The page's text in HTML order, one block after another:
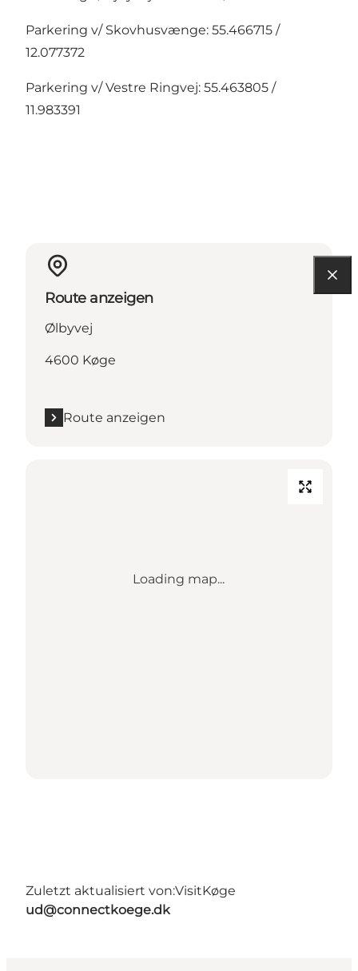
Parkering v/ Skovhusvænge: 55.466715 /
12.077372
Parkering v/ Vestre Ringvej: 55.463805 /
11.983391
Route anzeigen
Ølbyvej
4600 Køge
Route anzeigen
Loading map...
Zuletzt aktualisiert von:VisitKøge
ud@connectkoege.dk